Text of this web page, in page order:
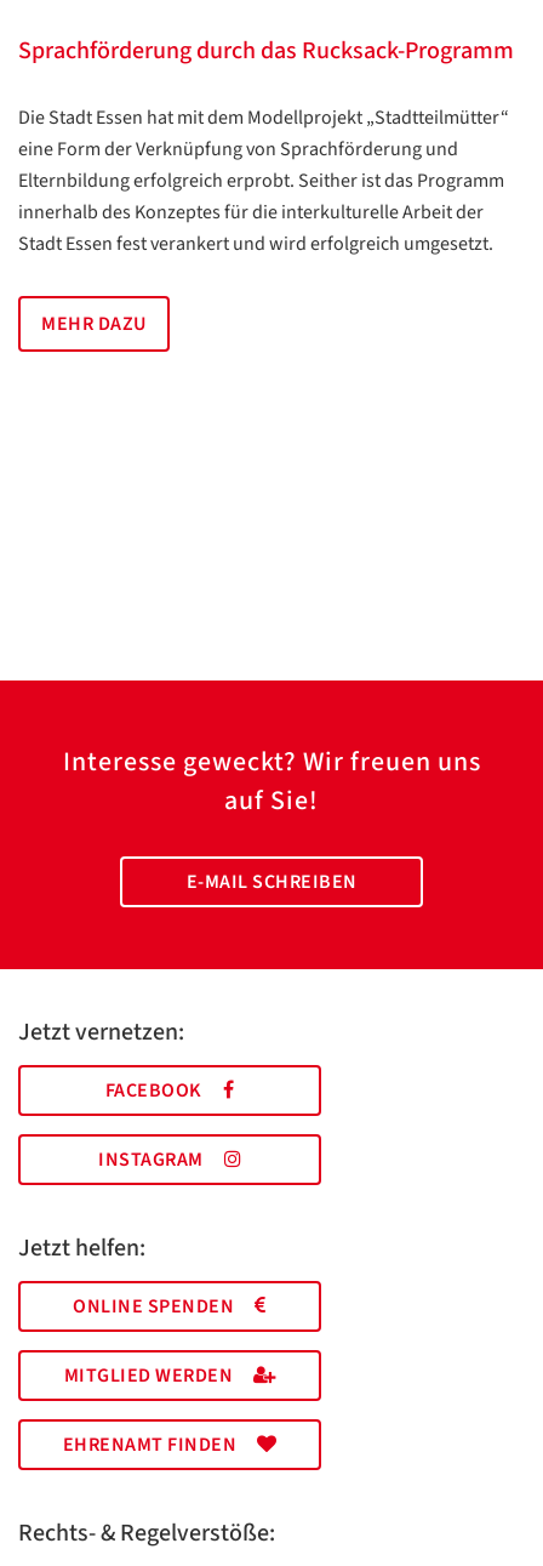
Sprachförderung durch das Rucksack-Programm
Die Stadt Essen hat mit dem Modellprojekt „Stadtteilmütter“
eine Form der Verknüpfung von Sprachförderung und
Elternbildung erfolgreich erprobt. Seither ist das Programm
innerhalb des Konzeptes für die interkulturelle Arbeit der
Stadt Essen fest verankert und wird erfolgreich umgesetzt.
MEHR DAZU
Interesse geweckt? Wir freuen uns
auf Sie!
E-MAIL SCHREIBEN
Jetzt vernetzen:
FACEBOOK
INSTAGRAM
Jetzt helfen:
ONLINE SPENDEN
MITGLIED WERDEN
EHRENAMT FINDEN
Rechts- & Regelverstöße: